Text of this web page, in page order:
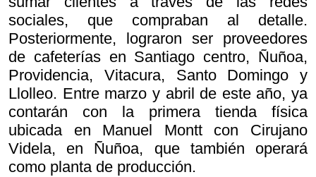
sociales, que compraban al detalle.
Posteriormente, lograron ser proveedores
de cafeterías en Santiago centro, Ñuñoa,
Providencia, Vitacura, Santo Domingo y
Llolleo. Entre marzo y abril de este año, ya
contarán con la primera tienda física
ubicada en Manuel Montt con Cirujano
Videla, en Ñuñoa, que también operará
como planta de producción.